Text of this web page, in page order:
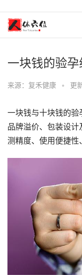
一块钱的验
来源：复禾健康 • 更
一块钱与十块钱的验
品牌溢价、包装设
测精度、使用便捷性